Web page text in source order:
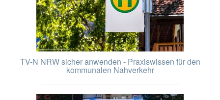
TV-N NRW sicher anwenden - Praxiswissen für den
kommunalen Nahverkehr